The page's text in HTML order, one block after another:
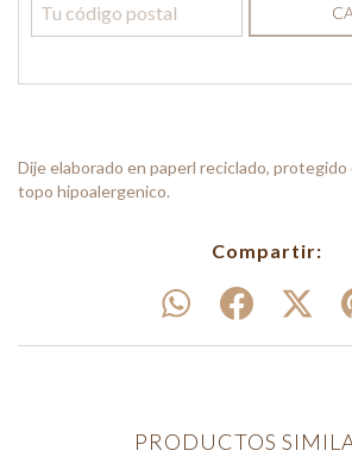
Dije elaborado en paperl reciclado,
topo hipoalergenico.
Compartir:
PRODUCTOS